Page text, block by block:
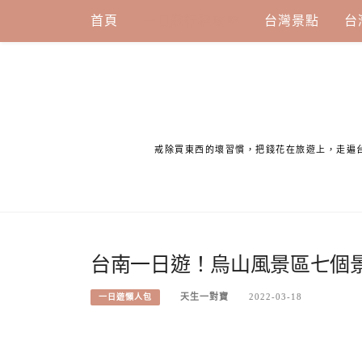
content
首頁 台灣景點 台
戒除買東西的壞習慣，把錢花在旅遊上，走
台南一日遊！烏山風景區七個
一日遊懶人包 天生一對寶 2022-03-18